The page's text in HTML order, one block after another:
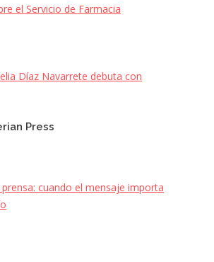
el Servicio de Farmacia
Díaz Navarrete debuta con
Press
cuando el mensaje importa